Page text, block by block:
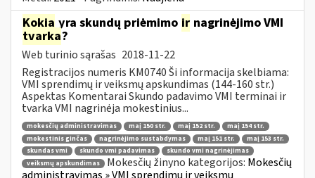
Kokia yra skundų priėmimo ir nagrinėjimo VMI
tvarka?
Web turinio sąrašas 2018-11-22
Registracijos numeris KM0740 Ši informacija skelbiama:
VMI sprendimų ir veiksmų apskundimas (144-160 str.)
Aspektas Komentarai Skundo padavimo VMI terminai ir
tvarka VMI nagrinėja mokestinius...
mokesčių administravimas maį 150 str. maį 152 str.
maį 154 str.
mokestinis ginčas
nagrinėjimo sustabdymas maį 151 str.
maį 153 str.
skundas vmi
skundo vmi padavimas
skundo vmi nagrinėjimas
veiksmų apskundimas
Mokesčių žinyno kategorijos: Mokesčių